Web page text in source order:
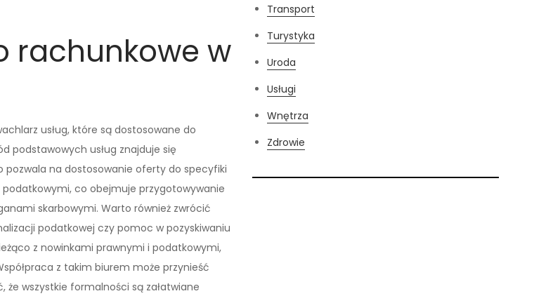
rachunkowe w
usług, które są dostosowane do
podstawowych usług znajduje się
pozwala na dostosowanie oferty do specyfiki
co obejmuje przygotowywanie
skarbowymi. Warto również zwrócić
podatkowej czy pomoc w pozyskiwaniu
z nowinkami prawnymi i podatkowymi,
z takim biurem może przynieść
że wszystkie formalności są załatwiane
Transport
Turystyka
Uroda
Usługi
Wnętrza
Zdrowie